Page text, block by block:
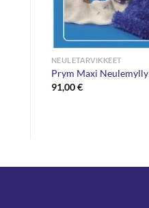
NEULETARVIKKEET
Prym Maxi Neulemylly
91,00€